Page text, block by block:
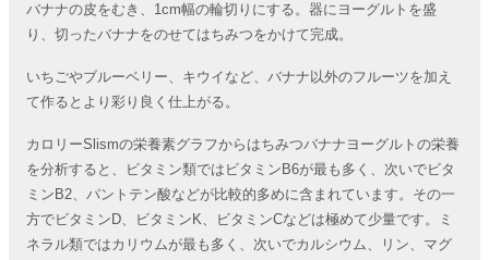
バナナの皮をむき、1cm幅の輪切りにする。器にヨーグルトを盛
り、切ったバナナをのせてはちみつをかけて完成。
いちごやブルーベリー、キウイなど、バナナ以外のフルーツを加え
て作るとより彩り良く仕上がる。
カロリーSlismの栄養素グラフからはちみつバナナヨーグルトの栄養
を分析すると、ビタミン類ではビタミンB6が最も多く、次いでビタ
ミンB2、パントテン酸などが比較的多めに含まれています。その一
方でビタミンD、ビタミンK、ビタミンCなどは極めて少量です。ミ
ネラル類ではカリウムが最も多く、次いでカルシウム、リン、マグ